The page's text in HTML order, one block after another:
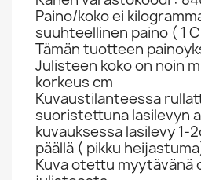
Paino/koko ei
suuhteellinen paino ( 1
Tämän tuotteen
Julisteen koko on noin
korkeus cm
Kuvaustilanteessa
suoristettuna lasilevyn
kuvauksessa lasilevy 1-
päällä ( pikku
Kuva otettu myytävänä